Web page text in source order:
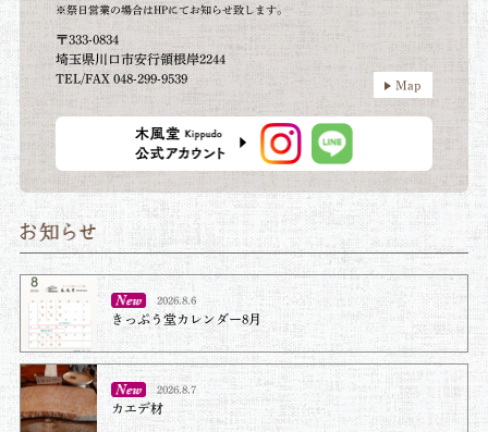
※祭日営業の場合はHPにてお知らせ致します。
〒333-0834
埼玉県川口市安行領根岸2244
TEL/FAX 048-299-9539
Map
2026.8.6
きっぷう堂カレンダー8月
2026.8.7
カエデ材